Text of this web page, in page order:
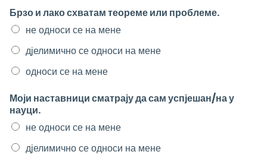
Брзо и лако схватам теореме или проблеме.
не односи се на мене
дјелимично се односи на мене
односи се на мене
Моји наставници сматрају да сам успјешан/на у
науци.
не односи се на мене
дјелимично се односи на мене